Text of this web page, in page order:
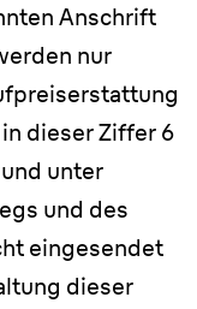
Anschrift
nur
dieser Ziffer 6
unter
und des
eingesendet
dieser